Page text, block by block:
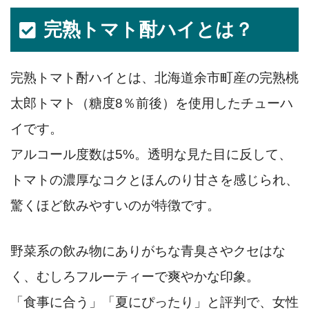
完熟トマト酎ハイとは？
完熟トマト酎ハイとは、北海道余市町産の完熟桃
太郎トマト（糖度8％前後）を使用したチューハ
イです。
アルコール度数は5%。透明な見た目に反して、
トマトの濃厚なコクとほんのり甘さを感じられ、
驚くほど飲みやすいのが特徴です。
野菜系の飲み物にありがちな青臭さやクセはな
く、むしろフルーティーで爽やかな印象。
「食事に合う」「夏にぴったり」と評判で、女性